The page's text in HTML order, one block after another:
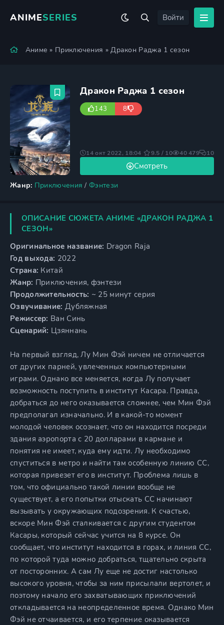
ANIMESERIES Войти
Аниме » Приключения » Дракон Раджа 1 сезон
Дракон Раджа 1 сезон
143 8
Жанр: Приключения / Фэнтези
Смотреть
14 окт 2022, 18:04 9.5 / 10 40 479 10
ОПИСАНИЕ СЮЖЕТА АНИМЕ «ДРАКОН РАДЖА 1
СЕЗОН»
Оригинальное название: Dragon Raja
Год выхода: 2022
Страна: Китай
Жанр: Приключения, фэнтези
Продолжительность: ~ 25 минут серия
Озвучивание: Дубляжная
Режиссер: Ван Синь
Сценарий: Цзяннань
На первый взгляд, Лу Мин Фэй ничем не отличается
от других парней, увлеченных компьютерными
играми. Однако все меняется, когда Лу получает
возможность поступить в институт Касара. Правда,
добраться до него оказывается сложнее, чем Мин Фэй
предполагал изначально. И в какой-то момент
молодой человек осознает, что он находится посреди
здания аэропорта с 20 долларами в кармане и
понятия не имеет, куда ему идти. Лу необходимо
спуститься в метро и найти там особенную линию CC,
которая привезет его в институт. Проблема лишь в
том, что официально такой линии вообще не
существует, а его попытки отыскать CC начинают
вызывать у окружающих подозрения. К счастью,
вскоре Мин Фэй сталкивается с другим студентом
Касары, который сейчас учится на 8 курсе. Он
сообщает, что институт находится в горах, и линия СС,
по которой туда можно добраться, тщательно скрыта
от посторонних. А сам Лу еще не достиг настолько
высокого уровня, чтобы за ним присылали вертолет, и
поэтому начало его захватывающих приключений
откладывается на неопределенное время. Однако Мин
Фэй не отчаивается, и его терпение оказывается